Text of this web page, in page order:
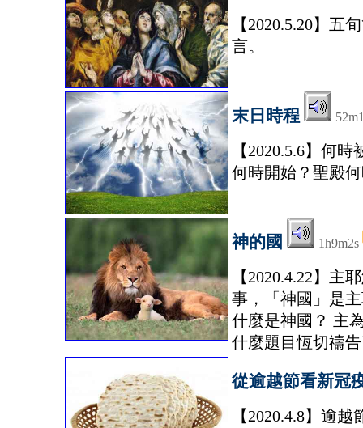
【2020.5.20】五
言。
末日時程
【2020.5.6】何
何時開始？聖殿
神的國 1h9m2s
【2020.4.22】主
事，「神國」是
什麼是神國？ 主
什麼題目恆切禱
從逾越節看新冠
【2020.4.8】逾